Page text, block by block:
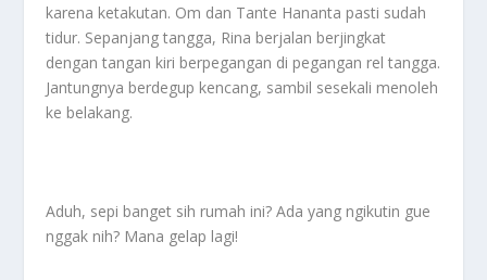
karena ketakutan. Om dan Tante Hananta pasti sudah
tidur. Sepanjang tangga, Rina berjalan berjingkat
dengan tangan kiri berpegangan di pegangan rel tangga.
Jantungnya berdegup kencang, sambil sesekali menoleh
ke belakang.
Aduh, sepi banget sih rumah ini? Ada yang ngikutin gue
nggak nih? Mana gelap lagi!